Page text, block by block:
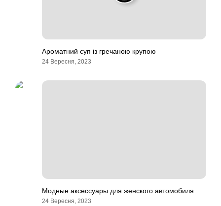
Ароматний суп із гречаною крупою
24 Вересня, 2023
Модные аксессуары для женского автомобиля
24 Вересня, 2023